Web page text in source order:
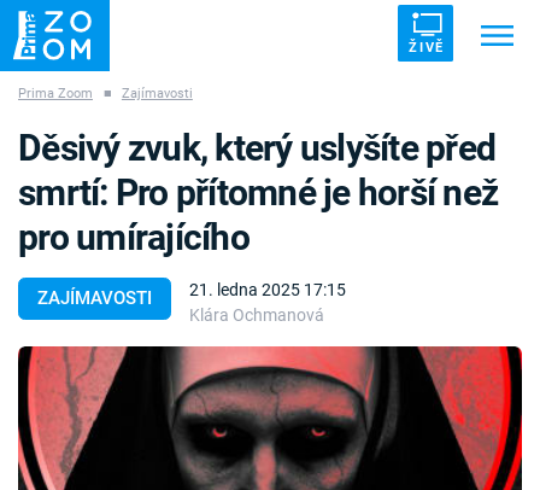
ŽIVĚ
ZÁHADY VETŘELCI DÁVNOVĚKU
Témata
Témata
Pořady
Prima Zoom ■ Zajímavosti
ZAJÍMAVOSTI
21. ledna 2025 17:15
Klára Ochmanová
Děsivý zvuk, který uslyšíte před
smrtí: Pro přítomné je horší než
pro umírajícího